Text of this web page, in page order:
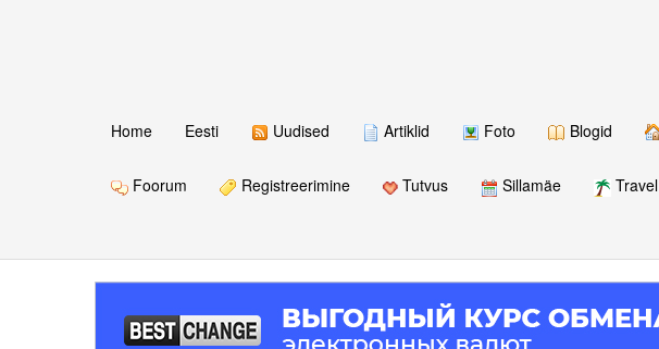
Home Eesti Uudised Artiklid Foto Blogid
Foorum Registreerimine Tutvus Sillamäe
Travel